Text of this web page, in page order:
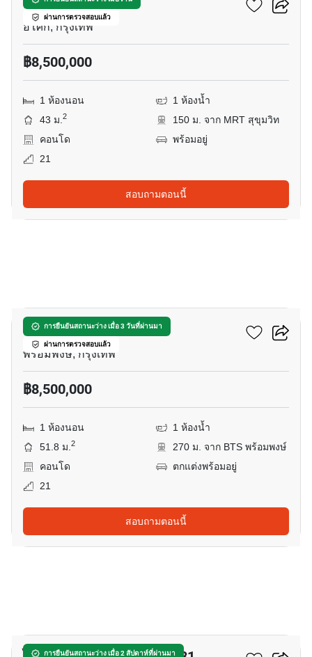
ผ่านการตรวจสอบแล้ว
อโศก, กรุงเทพ
฿8,500,000
1 ห้องนอน
1 ห้องน้ำ
43 ม.2
150 ม. จาก MRT สุขุมวิท
คอนโด
พร้อมอยู่
21
สอบถามตอนนี้
การยืนยันสถานะว่าง เมื่อ 3 วันที่ผ่านมา
ผ่านการตรวจสอบแล้ว
โนเบิล รีไฟน์ พร้อมพงษ์
พร้อมพงษ์, กรุงเทพ
฿8,500,000
1 ห้องนอน
1 ห้องน้ำ
51.8 ม.2
270 ม. จาก BTS พร้อมพงษ์
คอนโด
ตกแต่งพร้อมอยู่
21
สอบถามตอนนี้
การยืนยันสถานะว่าง เมื่อ 2 สัปดาห์ที่ผ่านมา